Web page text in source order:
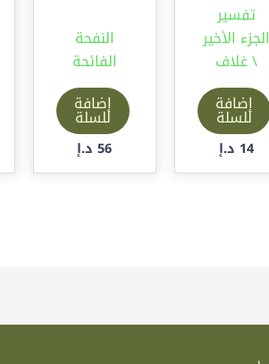
تفسير
الجزء الأخير
\ غلاف
إضافة
للسلة
14 د.إ
النفحة
الفائحة
إضافة
للسلة
56 د.إ